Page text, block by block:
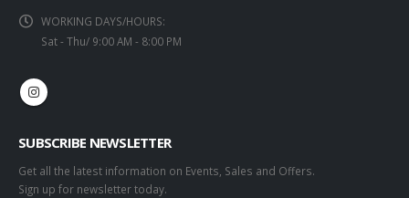
WORKING DAYS/HOURS:
Sat - Thu/ 9:00 AM - 8:00 PM
SUBSCRIBE NEWSLETTER
Get all the latest information on Events, Sales and Offers.
Sign up for newsletter today.